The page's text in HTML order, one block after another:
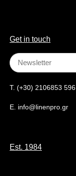
Get in touch
T. (+30) 2106853 596
E. info@linenpro.gr
Est. 1984